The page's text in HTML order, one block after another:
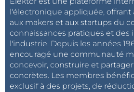
l'électronique appliquée, offrant
aux makers et aux startups du
connaissances pratiques et des
l'industrie. Depuis les années
encouragé une communauté
concevoir, construire et
concrètes. Les membres
exclusif à des projets, de